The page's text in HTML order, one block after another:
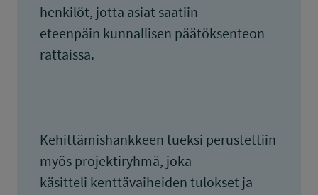
henkilöt, jotta asiat saatiin
eteenpäin kunnallisen päätöksenteon
rattaissa.
Kehittämishankkeen tueksi perustettiin
myös projektiryhmä, joka
käsitteli kenttävaiheiden tulokset ja